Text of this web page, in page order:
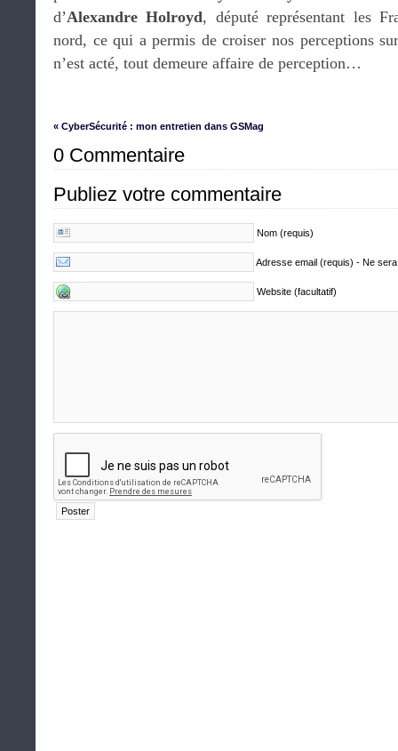
d’Alexandre Holroyd, député représentant les
nord, ce qui a permis de croiser nos perceptions
n’est acté, tout demeure affaire de perception…
« CyberSécurité : mon entretien dans GSMag
0 Commentaire
Publiez votre commentaire
Nom (requis)
Adresse email (requis) - Ne
Website (facultatif)